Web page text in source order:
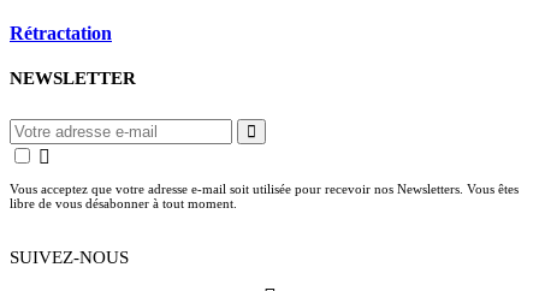
Rétractation
NEWSLETTER
Vous acceptez que votre adresse e-mail soit utilisée pour recevoir nos Newsletters. Vous êtes
libre de vous désabonner à tout moment.
SUIVEZ-NOUS